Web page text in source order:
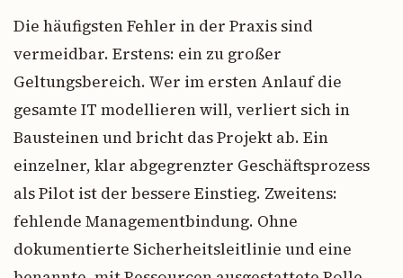
Die häufigsten Fehler in der Praxis sind
vermeidbar. Erstens: ein zu großer
Geltungsbereich. Wer im ersten Anlauf die
gesamte IT modellieren will, verliert sich in
Bausteinen und bricht das Projekt ab. Ein
einzelner, klar abgegrenzter Geschäftsprozess
als Pilot ist der bessere Einstieg. Zweitens:
fehlende Managementbindung. Ohne
dokumentierte Sicherheitsleitlinie und eine